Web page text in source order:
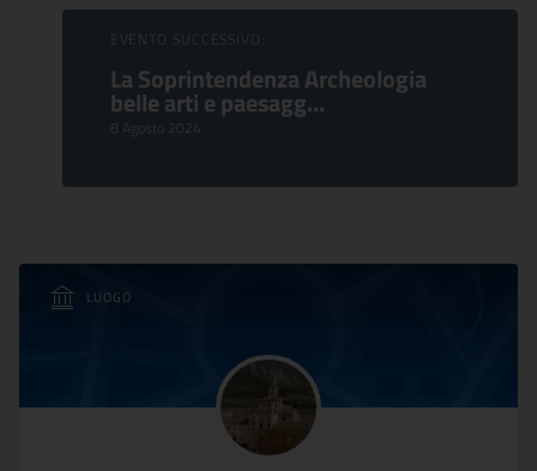
EVENTO SUCCESSIVO:
La Soprintendenza Archeologia
belle arti e paesagg...
8 Agosto 2024
LUOGO